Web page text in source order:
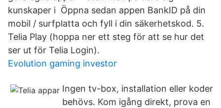
kunskaper i Öppna sedan appen BankID på din
mobil / surfplatta och fyll i din säkerhetskod. 5.
Telia Play (hoppa ner ett steg för att se hur det
ser ut för Telia Login).
Evolution gaming investor
Ingen tv-box, installation eller koder
behövs. Kom igång direkt, prova en